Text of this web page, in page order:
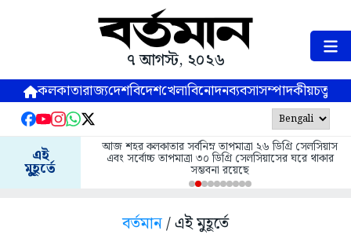
৭ আগস্ট, ২০২৬
কলকাতারাজ্যদেশবিদেশখেলাবিনোদনব্যবসাসম্পাদকীয়
এই
মুহূর্তে
আজ শহর কলকাতার সর্বনিম্ন তাপমাত্রা ২৬ ডিগ্রি সেলসিয়াস
এবং সর্বোচ্চ তাপমাত্রা ৩০ ডিগ্রি সেলসিয়াসের ঘরে থাকার
সম্ভবনা রয়েছে
বর্তমান/ এই মুহূর্তে